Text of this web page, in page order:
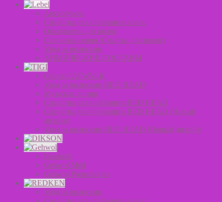
Аксессуары
Средства для стайлинга волос
Оксиданты для волос
Салонная серия (Счастье для волос)
Уход за волосами
ХИМИЧЕСКИЕ СОСТАВЫ
Серия CATWALK
Уход за волосами BED HEAD
Мужская линия
Средства для стайлинга BED HEAD
Средства для стайлинга BED HEAD (Новый
дизайн)
Уход за волосами BED HEAD (Новый дизайн)
Fusskraft
Gehwol Med
Gehwol Preparations
Уход за волосами